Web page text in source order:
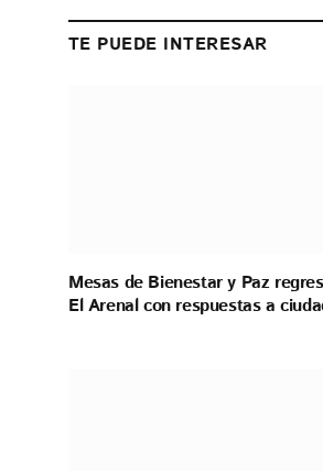
TE PUEDE INTERESAR
Mesas de Bienestar y Paz
El Arenal con respuestas a